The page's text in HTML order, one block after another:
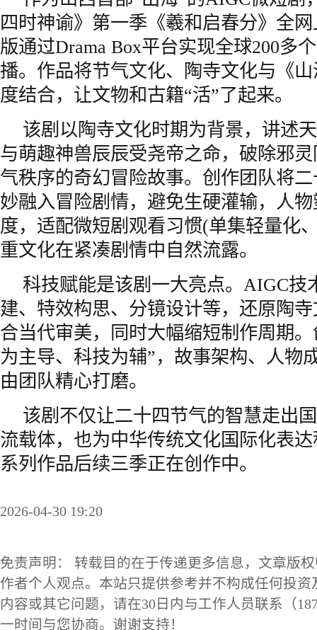
四时神谕》第一季《羲和启春分》全
版通过Drama Box平台实现全球200多
播。作品将节气文化、陶寺文化与《
度结合，让文物和古籍“活”了起来。
该剧以陶寺文化时期为背景，讲述
与萌趣神兽辰辰受尧帝之命，破除邪
气秩序的奇幻冒险故事。创作团队将
妙融入冒险剧情，避免生硬灌输，人
度，适配微短剧观看习惯(单集轻量化
重文化在紧凑剧情中自然流露。
科技赋能是该剧一大亮点。AIGC技
建、特效构思、分镜设计等，还原陶
合当代审美，同时大幅缩短制作周期
为主导、科技为辅”，故事架构、人物
由团队精心打磨。
该剧不仅让二十四节气的智慧走出
流载体，也为中华传统文化国际化表
系列作品后续三季正在创作中。
2026-04-30 19:20
免责声明： 转载目的在于传递更多信息，文章版
作者个人观点。本站只提供参考并不构成任何投
内容或其它问题，请在30日内与工作人员联系（
一时间与您协商。谢谢支持！